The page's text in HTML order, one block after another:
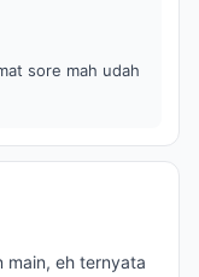
sore mah udah
main, eh ternyata